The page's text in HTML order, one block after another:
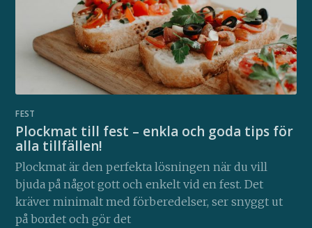
FEST
Plockmat till fest – enkla och goda tips för
alla tillfällen!
Plockmat är den perfekta lösningen när du vill
bjuda på något gott och enkelt vid en fest. Det
kräver minimalt med förberedelser, ser snyggt ut
på bordet och gör det